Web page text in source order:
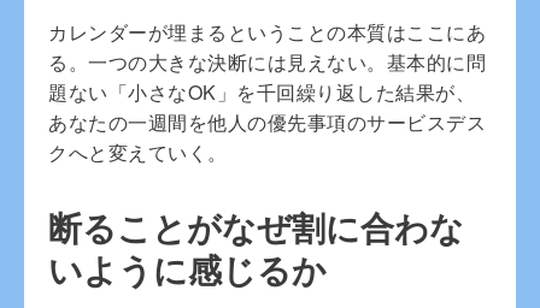
カレンダーが埋まるということの本質はここにあ
る。一つの大きな決断には見えない。基本的に問
題ない「小さなOK」を千回繰り返した結果が、
あなたの一週間を他人の優先事項のサービスデス
クへと変えていく。
断ることがなぜ割に合わな
いように感じるか